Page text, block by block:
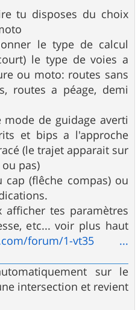
tu disposes du choix
le type de calcul
le type de voies a
ou moto: routes sans
routes a péage, demi
de guidage averti
et bips a l'approche
(le trajet apparait sur
pas)
(flêche compas) ou
tes paramètres
etc... voir plus haut
forum/1-vt35 ...
sur le
intersection et revient